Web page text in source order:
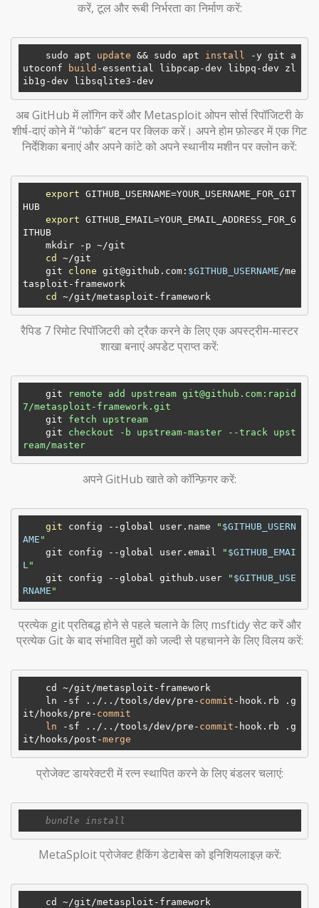
करें, टूल और रूबी निर्भरता का निर्माण करें:
    sudo apt
update && sudo apt install
-y git a
utoconf
build -essential libpcap-dev libpq-dev zl
अब GitHub में लॉगिन करें और Metasploit ओपन सोर्स रिपॉजिटरी के
शीर्ष-दाएं कोने में “फोर्क” बटन पर क्लिक करें। अपने होम फ़ोल्डर में एक गिट
निर्देशिका बनाएं और अपने कांटे को अपने स्थानीय मशीन पर क्लोन करें:
export GITHUB_USERNAME=YOUR_USERNAME_FOR_GIT
HUB
export GITHUB_EMAIL=YOUR_EMAIL_ADDRESS_FOR_G
ITHUB
cd
~/git
    git
clone git@github.com: $GITHUB_USERNAME /me
tasploit-framework
cd
रैपिड 7 रिमोट रिपॉजिटरी को ट्रैक करने के लिए एक अपस्ट्रीम-मास्टर
शाखा बनाएं अपडेट प्राप्त करें:
git
remote add upstream git@github.com:rapid
7/metasploit-framework.git
git
fetch upstream
git
checkout -b upstream-master --track upst
ream/master
अपने GitHub खाते को कॉन्फ़िगर करें:
git config --global user.name " $GITHUB_USERN
AME "
    git config --global user.email
" $GITHUB_EMAI
L "
    git config --global github.user
" $GITHUB_USE
RNAME "
प्रत्येक git प्रतिबद्ध होने से पहले चलाने के लिए msftidy सेट करें और
प्रत्येक Git के बाद संभावित मुद्दों को जल्दी से पहचानने के लिए विलय करें:
    ln -sf ../../tools/dev/pre-
commit -hook.rb .g
it/hooks/pre- commit
ln -sf ../../tools/dev/pre- commit -hook.rb .g
it/hooks/post-merge
प्रोजेक्ट डायरेक्टरी में रत्न स्थापित करने के लिए बंडलर चलाएं:
MetaSploit प्रोजेक्ट हैकिंग डेटाबेस को इनिशियलाइज़ करें:
    cd ~
/git/metasploit-framework